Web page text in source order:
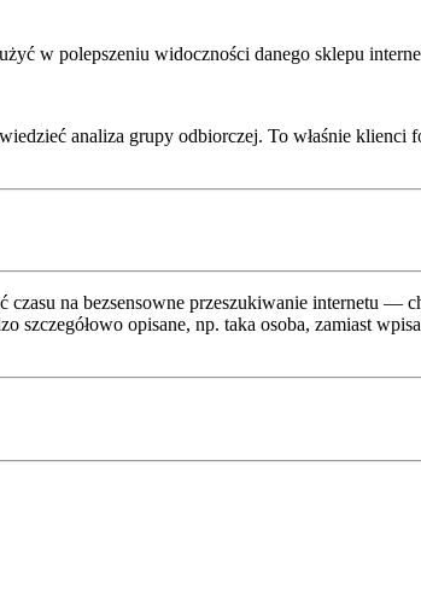
w polepszeniu widoczności danego sklepu
analiza grupy odbiorczej. To właśnie klienci
na bezsensowne przeszukiwanie internetu —
szczegółowo opisane, np. taka osoba, zamiast